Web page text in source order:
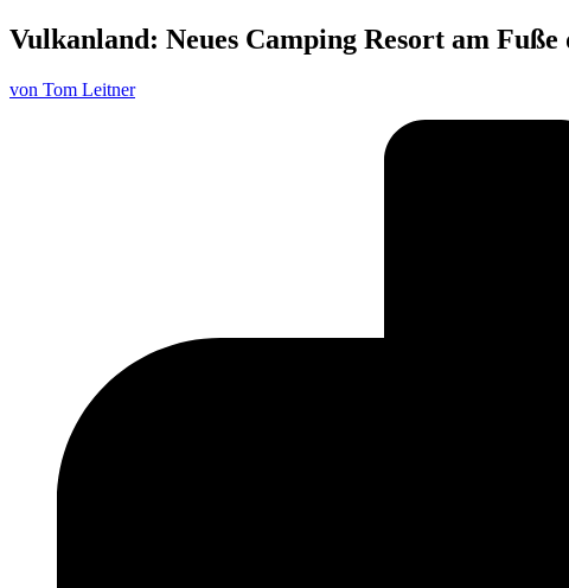
Vulkanland: Neues Camping Resort am
von Tom Leitner